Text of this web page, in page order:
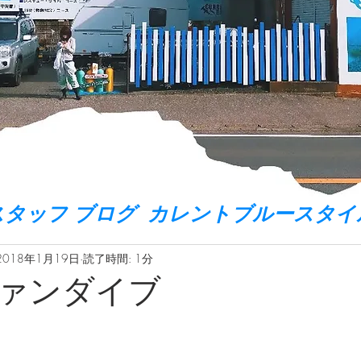
タッフ ブログ カレントブルースタイ
ンダイブ
年1月19日 読了時間: 1分